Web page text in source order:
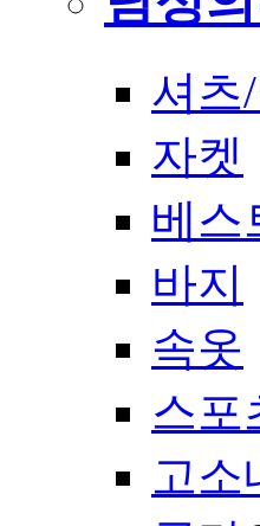
셔츠
자켓
베스
바지
속옷
스포
고소